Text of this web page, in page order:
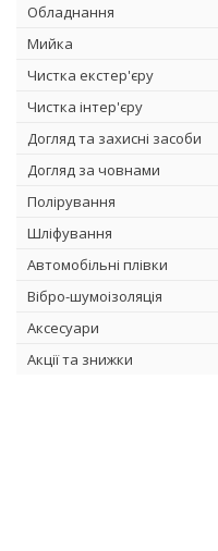
Обладнання
Мийка
Чистка екстер'єру
Чистка інтер'єру
Догляд та захисні засоби
Догляд за човнами
Полірування
Шліфування
Автомобільні плівки
Вібро-шумоізоляція
Аксесуари
Акції та знижки